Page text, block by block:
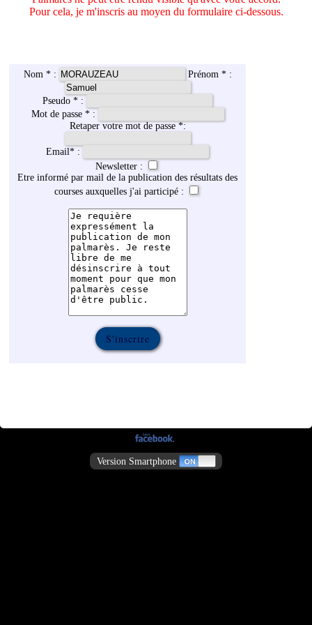
Pour cela, je m'inscris au moyen du formulaire ci-dessous.
Nom * : Prénom * :
Pseudo * :
Mot de passe * :
Retaper votre mot de passe *:
Email* :
Newsletter :
Etre informé par mail de la publication des résultats des
courses auxquelles j'ai participé :
Version Smartphone